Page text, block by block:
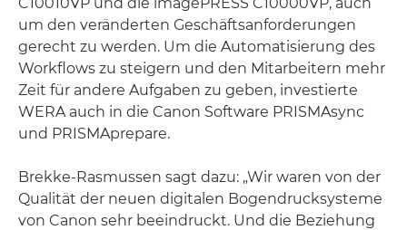
um den veränderten Geschäftsanforderungen
gerecht zu werden. Um die Automatisierung des
Workflows zu steigern und den Mitarbeitern mehr
Zeit für andere Aufgaben zu geben, investierte
WERA auch in die Canon Software PRISMAsync
und PRISMAprepare.
Brekke-Rasmussen sagt dazu: „Wir waren von der
Qualität der neuen digitalen Bogendrucksysteme
von Canon sehr beeindruckt. Und die Beziehung